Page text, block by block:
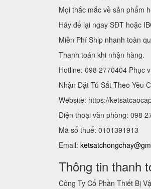
Mọi thắc mắc về sản phẩm
Hãy để lại ngay SĐT hoặc
Miễn Phí Ship nhanh toàn
Thanh toán khi nhận hàng.
Hotline: 098 2770404 Phục
Nhận Đặt Tủ Sắt Theo Yêu
Website: https://
Điện thoại văn phòng: 098
Mã số thuế: 0101391913
Email:
Thông tin thanh
Công Ty Cổ Phần Thiết Bị